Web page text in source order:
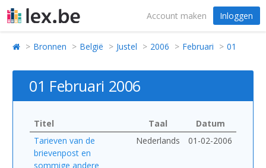
Account maken Inloggen
Bronnen België Justel 2006 Februari 01
01 Februari 2006
Titel Taal
Datum
Tarieven van de
brievenpost en
sommige andere
Nederlands 01-02-2006